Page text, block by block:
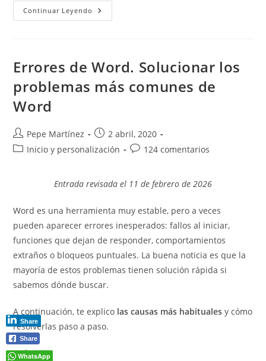
Continuar Leyendo Cómo
Añadir
Algunas
Palabras.
Errores de Word. Solucionar los
problemas más comunes de
Word
Autor
de
Pepe Martínez
Publicación
de
2 abril, 2020
Categoría
Inicio y personalización
Comentarios
entrada:
124 comentarios
Entrada revisada el 11 de febrero de 2026
Word es una herramienta muy estable, pero a veces
pueden aparecer errores inesperados: fallos al iniciar,
funciones que dejan de responder, comportamientos
extraños o bloqueos puntuales. La buena noticia es que la
mayoría de estos problemas tienen solución rápida si
sabemos dónde buscar.
A continuación, te explico las causas más habituales y cómo
resolverlas paso a paso.
(más…)
Share
Share
WhatsApp